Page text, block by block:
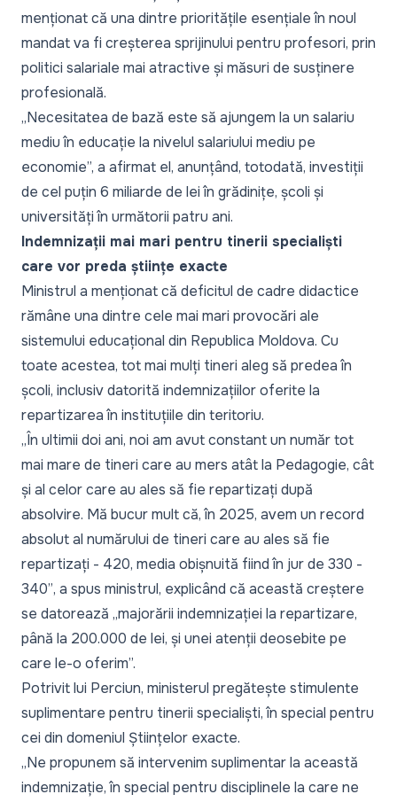
menționat că una dintre prioritățile esențiale în noul
mandat va fi creșterea sprijinului pentru profesori, prin
politici salariale mai atractive și măsuri de susținere
profesională.
„Necesitatea de bază este să ajungem la un salariu
mediu în educație la nivelul salariului mediu pe
economie”, a afirmat el, anunțând, totodată, investiții
de cel puțin 6 miliarde de lei în grădinițe, școli și
universități în următorii patru ani.
Indemnizații mai mari pentru tinerii specialiști
care vor preda științe exacte
Ministrul a menționat că deficitul de cadre didactice
rămâne una dintre cele mai mari provocări ale
sistemului educațional din Republica Moldova. Cu
toate acestea, tot mai mulți tineri aleg să predea în
școli, inclusiv datorită indemnizațiilor oferite la
repartizarea în instituțiile din teritoriu.
„În ultimii doi ani, noi am avut constant un număr tot
mai mare de tineri care au mers atât la Pedagogie, cât
și al celor care au ales să fie repartizați după
absolvire. Mă bucur mult că, în 2025, avem un record
absolut al numărului de tineri care au ales să fie
repartizați - 420, media obișnuită fiind în jur de 330 -
340”, a spus ministrul, explicând că această creștere
se datorează „majorării indemnizației la repartizare,
până la 200.000 de lei, și unei atenții deosebite pe
care le-o oferim”.
Potrivit lui Perciun, ministerul pregătește stimulente
suplimentare pentru tinerii specialiști, în special pentru
cei din domeniul Științelor exacte.
„Ne propunem să intervenim suplimentar la această
indemnizație, în special pentru disciplinele la care ne